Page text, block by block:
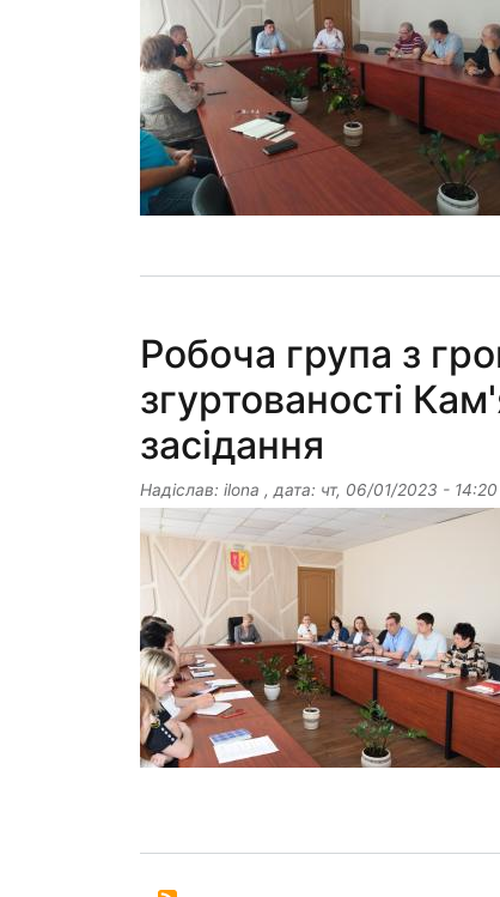
Робоча група з
згуртованості
засідання
Надіслав: ilona , дата: чт, 06/01/2023 - 14:20